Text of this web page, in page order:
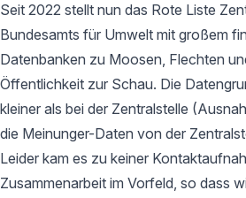
Seit 2022 stellt nun das Rote Liste
Bundesamts für Umwelt mit großem
Datenbanken zu Moosen, Flechten
Öffentlichkeit zur Schau. Die
kleiner als bei der Zentralstelle
die Meinunger-Daten von der
Leider kam es zu keiner
Zusammenarbeit im Vorfeld, so dass